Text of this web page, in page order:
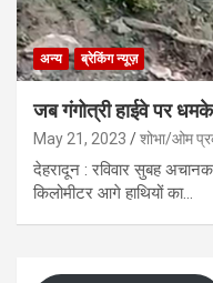
अन्य ब्रेकिंग न्यूज़
जब गंगोत्री हाईवे पर
May 21, 2023 शोभा/ओम
देहरादून : रविवार सुबह
किलोमीटर आगे हाथियों का…